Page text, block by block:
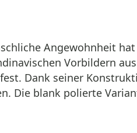
Angewohnheit
Vorbildern
Dank seiner
Die blank polierte